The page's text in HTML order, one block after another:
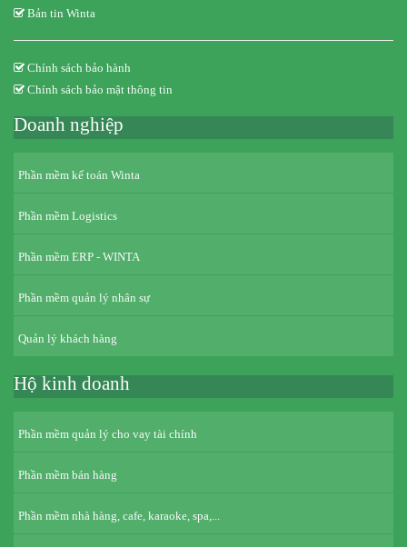
Bản tin Winta
Chính sách bảo hành
Chính sách bảo mật thông tin
Doanh nghiệp
Phần mềm kế toán Winta
Phần mềm Logistics
Phần mềm ERP - WINTA
Phần mềm quản lý nhân sự
Quản lý khách hàng
Hộ kinh doanh
Phần mềm quản lý cho vay tài chính
Phần mềm bán hàng
Phần mềm nhà hàng, cafe, karaoke, spa,...